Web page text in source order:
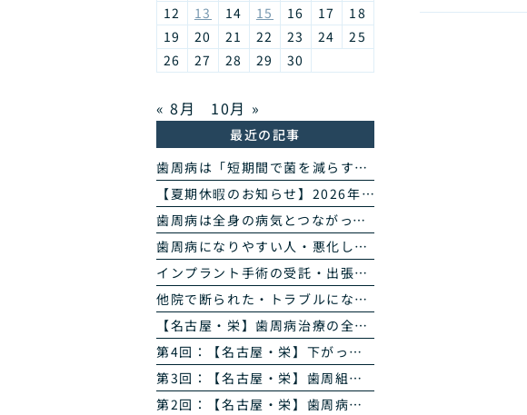
12
13 14 15 16 17
18
19
20 21 22 23 24
25
26
27 28 29 30
« 8月 10月 »
最近の記事
歯周病は「短期間で菌を減らす」治療へ｜当院の歯周病除菌プログラム
【夏期休暇のお知らせ】2026年8月11日(火・祝)〜16日(日)
歯周病は全身の病気とつながっています｜糖尿病・心臓・誤嚥性肺炎・認知症との関係｜名古屋・栄の高山歯科室
歯周病になりやすい人・悪化しやすい人｜生活習慣・持病・お薬のリスク因子｜名古屋・栄の高山歯科室
インプラント手術の受託・出張オペのご案内｜歯科医師の先生方へ
他院で断られた・トラブルになったインプラントのご相談
【名古屋・栄】歯周病治療の全4回まとめ｜検査から再生治療・歯肉退縮まで専門医が解説
第4回：【名古屋・栄】下がった歯ぐきは治る？ズッケリー法で歯肉退縮を改善する再生治療
第3回：【名古屋・栄】歯周組織再生治療とは？エムドゲイン・リグロスで歯を残す方法を専門医が解説
第2回：【名古屋・栄】歯周病のPCR菌検査とは？原因菌を見える化する4ステップを専門医が解説